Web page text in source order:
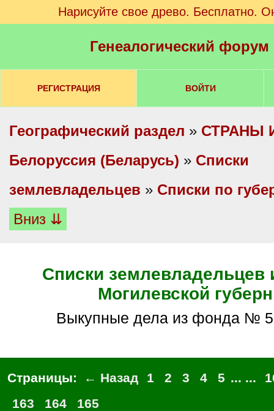
Нарисуйте свое древо. Бесплатно.
Генеалогический
РЕГИСТРАЦИЯ ВОЙТИ
Географический раздел » СТРАНЫ
Белоруссия (Беларусь) » Списки
землевладельцев » Списки по
Вниз ⇊
Списки землевладельцев
Могилевской
Выкупные дела из фонда №
Страницы: ← Назад 1 2 3 4 5 ... ...
163
164 165